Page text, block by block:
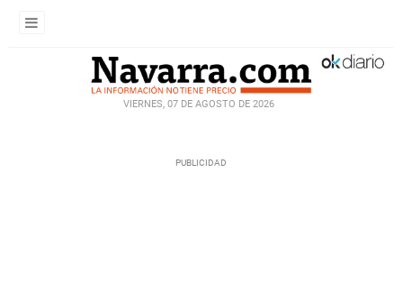
VIERNES, 07 DE AGOSTO DE 2026